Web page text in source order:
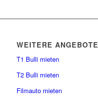
WEITERE ANGEBOTE
T1 Bulli mieten
T2 Bulli mieten
Filmauto mieten